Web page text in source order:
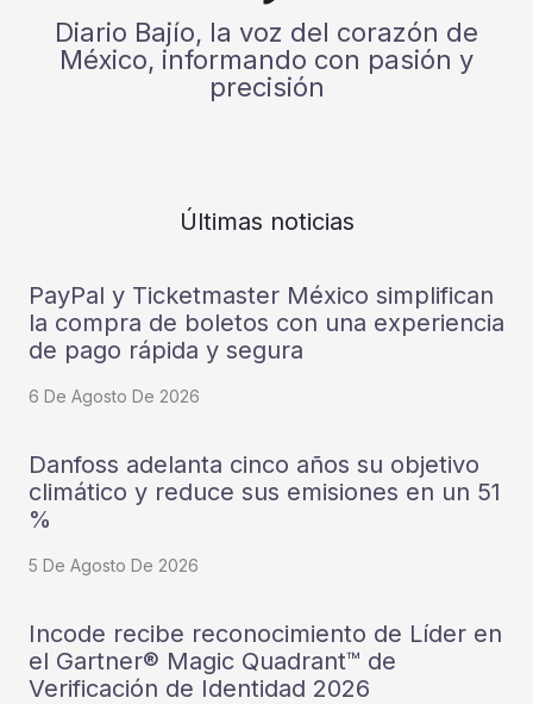
Diario Bajío, la voz del corazón de
México, informando con pasión y
precisión
Últimas noticias
PayPal y Ticketmaster México simplifican
la compra de boletos con una experiencia
de pago rápida y segura
6 De Agosto De 2026
Danfoss adelanta cinco años su objetivo
climático y reduce sus emisiones en un 51
%
5 De Agosto De 2026
Incode recibe reconocimiento de Líder en
el Gartner® Magic Quadrant™ de
Verificación de Identidad 2026